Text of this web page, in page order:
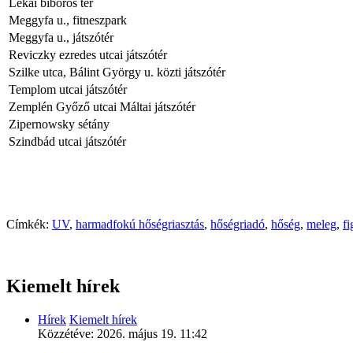
Meggyfa u., fitneszpark
Meggyfa u., játszótér
Reviczky ezredes utcai játszótér
Szilke utca, Bálint György u. közti játszótér
Templom utcai játszótér
Zemplén Győző utcai Máltai játszótér
Zipernowsky sétány
Szindbád utcai játszótér
Címkék: UV, harmadfokú hőségriasztás, hőségriadó, hőség, meleg,
Kiemelt hírek
Hírek Kiemelt hírek
Közzétéve: 2026. május 19. 11:42